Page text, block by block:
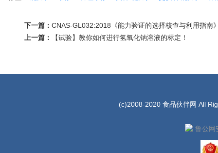
下一篇： CNAS-GL032:2018《能力验证的选择核查与利用指南
上一篇：
【试验】教你如何进行氢氧化钠溶液的标定！
(c)2008-2020 食品伙伴网 All
鲁公网